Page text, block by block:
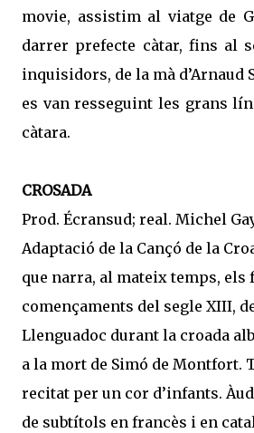
movie, assistim al viatge de
darrer prefecte càtar, fins al
inquisidors, de la mà d’Arnaud
es van resseguint les grans
càtara.
CROSADA
Prod. Écransud; real. Michel
Adaptació de la Cançó de la
que narra, al mateix temps, els
començaments del segle XIII,
Llenguadoc durant la croada
a la mort de Simó de Montfort.
recitat per un cor d’infants.
de subtítols en francès i en